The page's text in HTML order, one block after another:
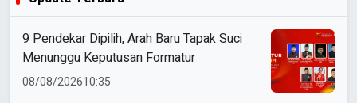
9 Pendekar Dipilih, Arah Baru Tapak Suci
Menunggu Keputusan Formatur
08/08/202610:35